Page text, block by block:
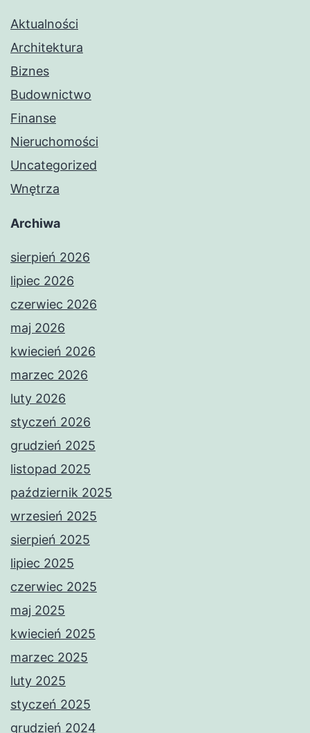
Aktualności
Architektura
Biznes
Budownictwo
Finanse
Nieruchomości
Uncategorized
Wnętrza
Archiwa
sierpień 2026
lipiec 2026
czerwiec 2026
maj 2026
kwiecień 2026
marzec 2026
luty 2026
styczeń 2026
grudzień 2025
listopad 2025
październik 2025
wrzesień 2025
sierpień 2025
lipiec 2025
czerwiec 2025
maj 2025
kwiecień 2025
marzec 2025
luty 2025
styczeń 2025
grudzień 2024